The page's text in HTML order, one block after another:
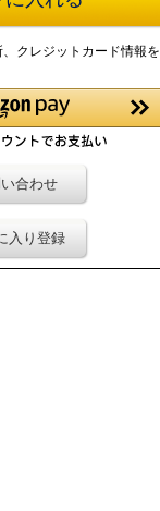
クレジットカード情報を
合わせ
入り登録